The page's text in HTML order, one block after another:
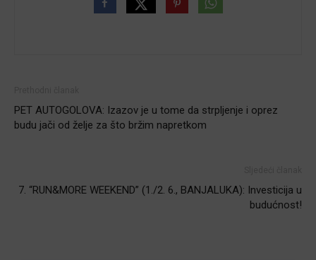
PET AUTOGOLOVA: Izazov je u tome da strpljenje i oprez
budu jači od želje za što bržim napretkom
7. “RUN&MORE WEEKEND” (1./2. 6., BANJALUKA): Investicija u
budućnost!